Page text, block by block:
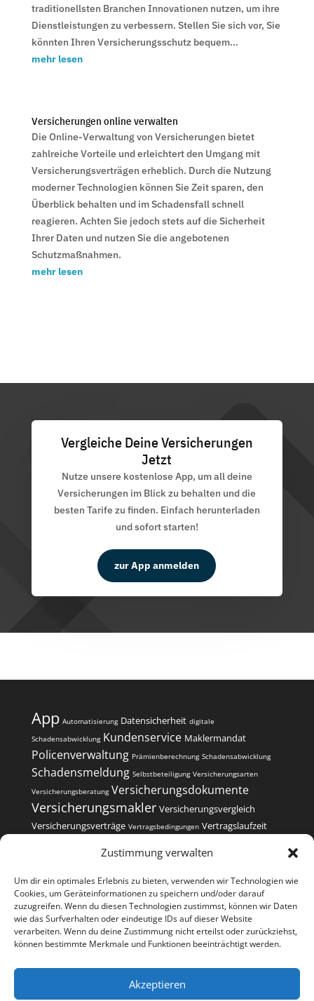
Zustimmung verwalten
Um dir ein optimales Erlebnis zu bieten, verwenden wir Technologien wie
Cookies, um Geräteinformationen zu speichern und/oder darauf
zuzugreifen. Wenn du diesen Technologien zustimmst, können wir Daten
wie das Surfverhalten oder eindeutige IDs auf dieser Website
verarbeiten. Wenn du deine Zustimmung nicht erteilst oder zurückziehst,
können bestimmte Merkmale und Funktionen beeinträchtigt werden.
Akzeptieren
traditionellsten Branchen Innovationen nutzen, um ihre
Dienstleistungen zu verbessern. Stellen Sie sich vor, Sie
könnten Ihren Versicherungsschutz bequem...
mehr lesen
Versicherungen online verwalten
Die Online-Verwaltung von Versicherungen bietet
zahlreiche Vorteile und erleichtert den Umgang mit
Versicherungsverträgen erheblich. Durch die Nutzung
moderner Technologien können Sie Zeit sparen, den
Überblick behalten und im Schadensfall schnell
reagieren. Achten Sie jedoch stets auf die Sicherheit
Ihrer Daten und nutzen Sie die angebotenen
Schutzmaßnahmen.
mehr lesen
Vergleiche Deine Versicherungen
Jetzt
Nutze unsere kostenlose App, um all deine
Versicherungen im Blick zu behalten und die
besten Tarife zu finden. Einfach herunterladen
und sofort starten!
zur App anmelden
App Automatisierung Datensicherheit digitale
Schadensabwicklung Kundenservice Maklermandat
Policenverwaltung Prämienberechnung Schadensabwicklung
Schadensmeldung Selbstbeteiligung Versicherungsarten
Versicherungsberatung Versicherungsdokumente
Versicherungsmakler Versicherungsvergleich
Versicherungsverträge Vertragsbedingungen Vertragslaufzeit
Kontakt Impressum
Datenschutzerklärung
Cookie-Richtlinie (EU)
Copyright 2022-2026 | Finanz- und